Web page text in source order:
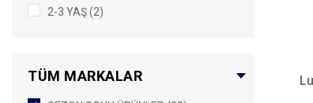
2-3 YAŞ (2)
11-12 YAS (1)
TÜM MARKALAR